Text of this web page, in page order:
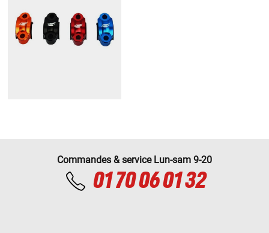
Commandes & service Lun-sam 9-20
01 70 06 01 32